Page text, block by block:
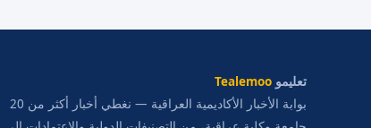
تعليمو Tealemoo
بوابة الأخبار الأكاديمية العراقية — نغطي أخبار أكثر من 20